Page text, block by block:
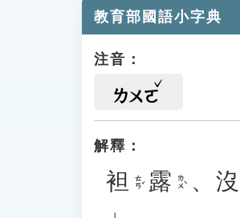
教育部國語小字典
注音：
ㄌㄨㄛ
解釋：
袒 ㄊㄢˇ 露 ㄌㄨˋ 、 沒